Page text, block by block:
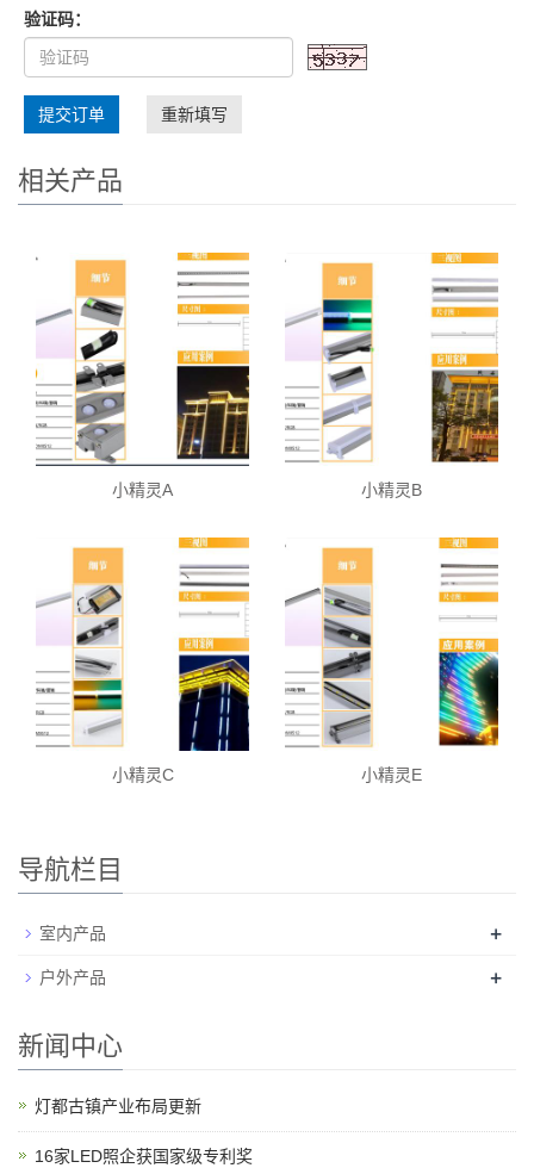
验证码：
提交订单 重新填写
相关产品
小精灵A 小精灵B
小精灵C 小精灵E
导航栏目
室内产品 +
户外产品 +
新闻中心
灯都古镇产业布局更新
16家LED照企获国家级专利奖